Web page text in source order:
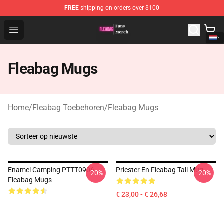
FREE shipping on orders over $100
Open menu
Fleabag Store - Official Fleabag Merchandise Shop
Fleabag Mugs
Home/Fleabag Toebehoren/Fleabag Mugs
Enamel Camping PTTT0906
Fleabag Mugs
-20% Priester En Fleabag Tall Mug
€ 23,00 - € 26,68
-20%